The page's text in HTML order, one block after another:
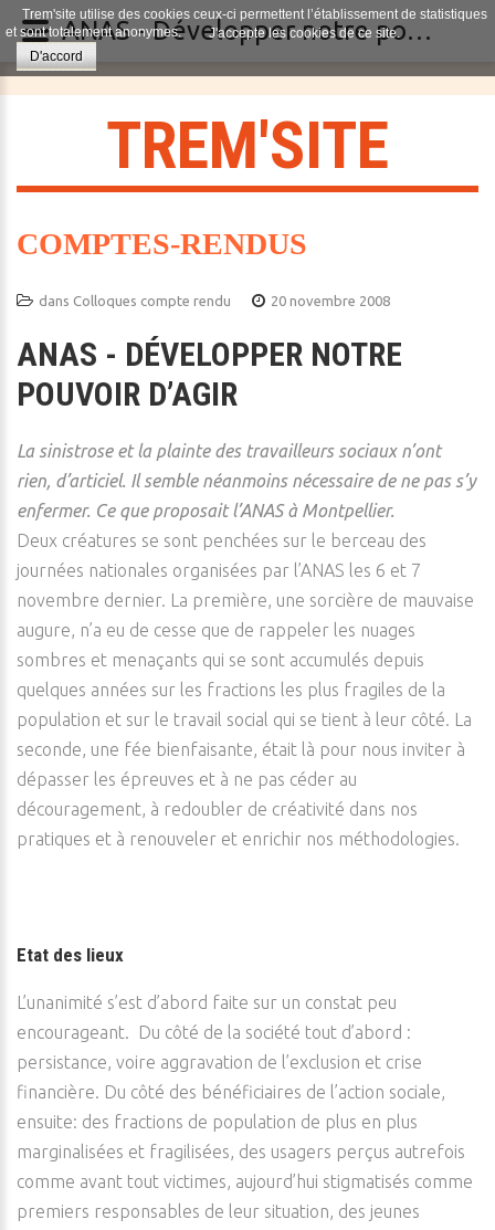
TREM'SITE
COMPTES-RENDUS
dans Colloques compte rendu 20 novembre 2008
ANAS - DÉVELOPPER NOTRE
POUVOIR D’AGIR
La sinistrose et la plainte des travailleurs sociaux n’ont
rien, d’articiel. Il semble néanmoins nécessaire de ne pas s’y
enfermer. Ce que proposait l’ANAS à Montpellier.
Deux créatures se sont penchées sur le berceau des
journées nationales organisées par l’ANAS les 6 et 7
novembre dernier. La première, une sorcière de mauvaise
augure, n’a eu de cesse que de rappeler les nuages
sombres et menaçants qui se sont accumulés depuis
quelques années sur les fractions les plus fragiles de la
population et sur le travail social qui se tient à leur côté. La
seconde, une fée bienfaisante, était là pour nous inviter à
dépasser les épreuves et à ne pas céder au
découragement, à redoubler de créativité dans nos
pratiques et à renouveler et enrichir nos méthodologies.
Etat des lieux
L’unanimité s’est d’abord faite sur un constat peu
encourageant. Du côté de la société tout d’abord :
persistance, voire aggravation de l’exclusion et crise
financière. Du côté des bénéficiaires de l’action sociale,
ensuite: des fractions de population de plus en plus
marginalisées et fragilisées, des usagers perçus autrefois
comme avant tout victimes, aujourd’hui stigmatisés comme
premiers responsables de leur situation, des jeunes
Trem'site utilise des cookies ceux-ci permettent l’établissement de statistiques
et sont totalement anonymes.
J'accepte les cookies de ce site.
D'accord
ANAS - Développer notre pouvoir d’agir